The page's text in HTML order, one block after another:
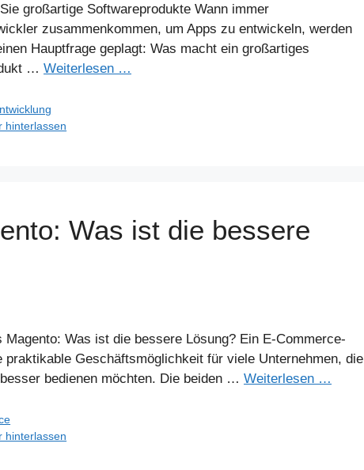
großartige Softwareprodukte Wann immer
zusammenkommen, um Apps zu entwickeln, werden
Hauptfrage geplagt: Was macht ein großartiges
… Weiterlesen …
hinterlassen
Was ist die bessere
Magento: Was ist die bessere Lösung? Ein E-Commerce-
praktikable Geschäftsmöglichkeit für viele Unternehmen, die
bedienen möchten. Die beiden … Weiterlesen …
hinterlassen